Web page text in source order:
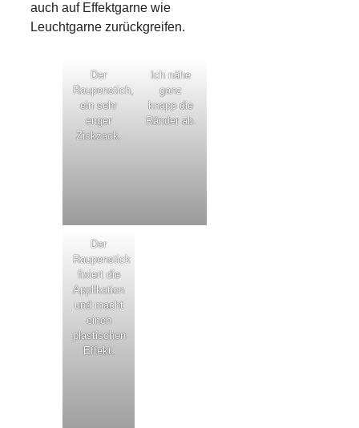
auch auf Effektgarne wie
Leuchtgarne zurückgreifen.
Der
Raupenstich,
ein sehr
enger
Zickzack.
Ich nähe
ganz
knapp die
Ränder ab.
Der
Raupenstick
fixiert die
Applikation
und macht
einen
plastischen
Effekt.